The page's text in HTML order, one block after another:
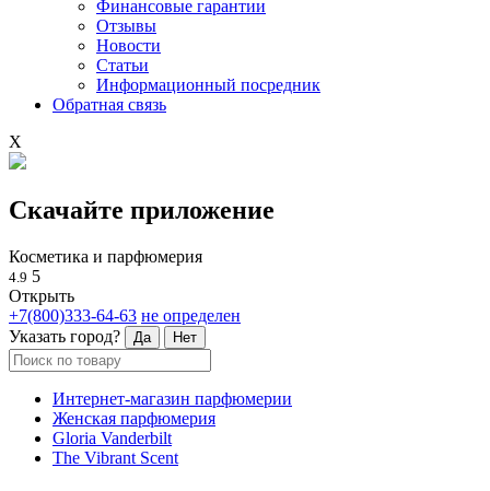
Финансовые гарантии
Отзывы
Новости
Статьи
Информационный посредник
Обратная связь
X
Скачайте приложение
Косметика и парфюмерия
4.9 5
Открыть
+7(800)333-64-63 не определен
Указать город?
Да Нет
Интернет-магазин парфюмерии
Женская парфюмерия
Gloria Vanderbilt
The Vibrant Scent